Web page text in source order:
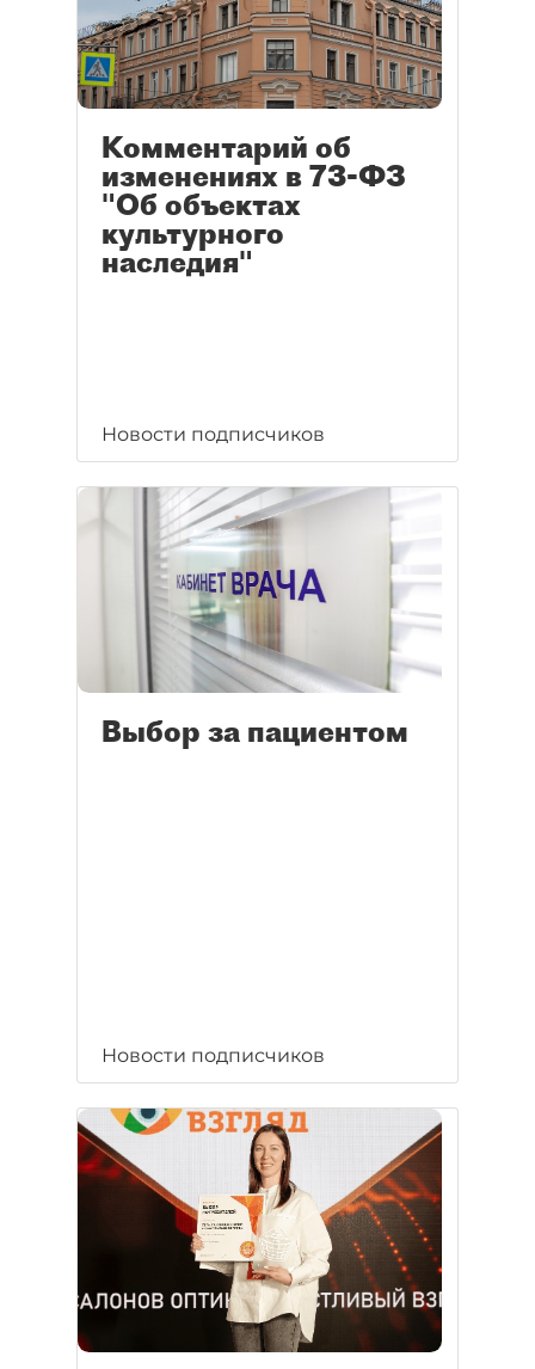
Комментарий об
изменениях в 73-ФЗ
"Об объектах
культурного
наследия"
Новости подписчиков
Выбор за пациентом
Новости подписчиков